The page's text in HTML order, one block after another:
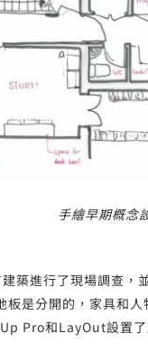
手繪早期概念
築進行了現場調查
是分開的，家具和
Pro和LayOut設置